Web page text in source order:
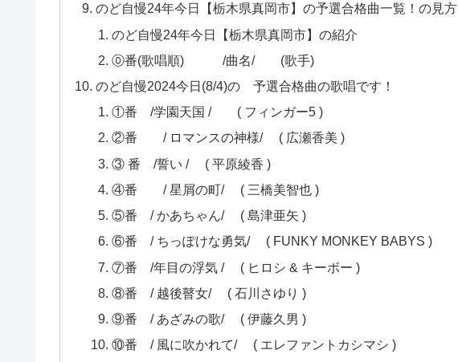
のど自慢24年今日【栃木県真岡市】の予選合格曲一覧！の見方
のど自慢24年今日【栃木県真岡市】の紹介
⓪番(歌唱順) /曲名/ (歌手)
のど自慢2024今日(8/4)の 予選合格曲の歌唱です！
①番 /学園天国 / ( フィンガー5 )
②番 / ロマンスの神様/ ( 広瀬香美 )
③ 番 /誓い / ( 平原綾香 )
④番 / 星屑の町/ ( 三橋美智也 )
⑤番 / かあちゃん/ ( 島津亜矢 )
⑥番 / ちっぽけな勇気/ ( FUNKY MONKEY BABYS )
⑦番 /年目の浮気 / ( ヒロシ & キーボー )
⑧番 / 越後瞽女/ ( 石川さゆり )
⑨番 / あざみの歌/ ( 伊藤久男 )
⑩番 / 風に吹かれて/ ( エレファントカシマシ )